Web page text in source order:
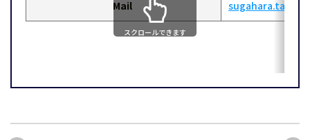
Mail
スクロールできます